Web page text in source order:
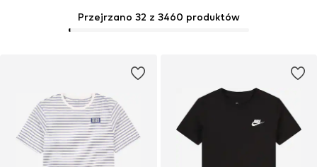
Przejrzano 32 z 3460 produktów